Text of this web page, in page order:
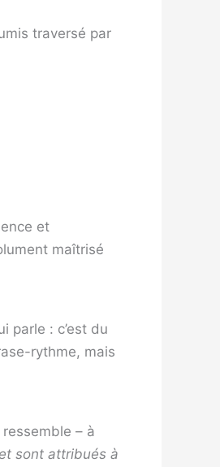
traversé par
et
maîtrisé
parle : c’est du
rythme, mais
– à
sont attribués à